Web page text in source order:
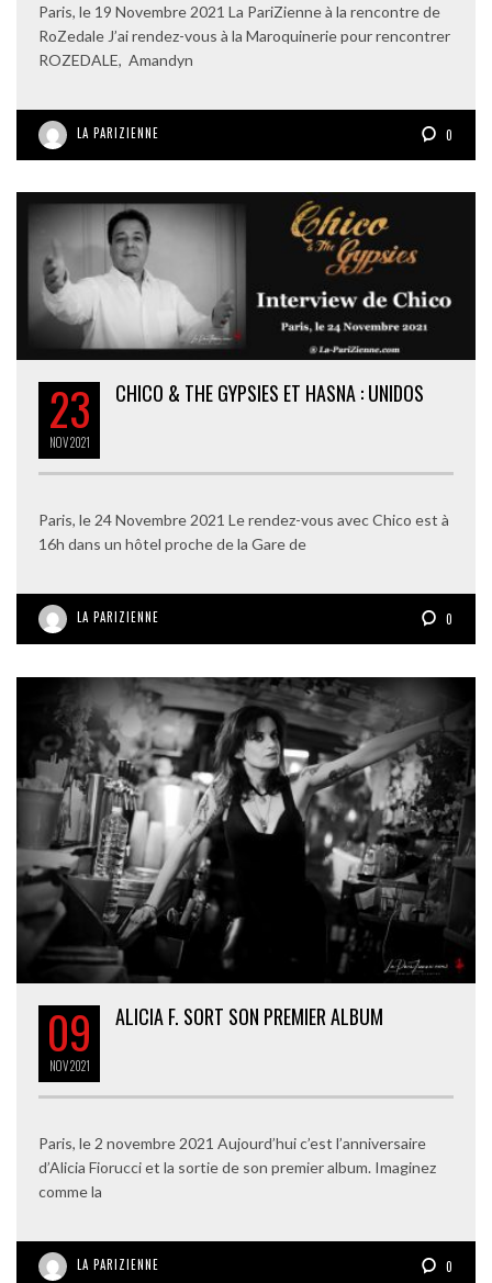
Paris, le 19 Novembre 2021 La PariZienne à la rencontre de
RoZedale J’ai rendez-vous à la Maroquinerie pour rencontrer
ROZEDALE, Amandyn
LA PARIZIENNE 0
23
NOV2021
CHICO & THE GYPSIES ET HASNA : UNIDOS
Paris, le 24 Novembre 2021 Le rendez-vous avec Chico est à
16h dans un hôtel proche de la Gare de
LA PARIZIENNE 0
09
NOV2021
ALICIA F. SORT SON PREMIER ALBUM
Paris, le 2 novembre 2021 Aujourd’hui c’est l’anniversaire
d’Alicia Fiorucci et la sortie de son premier album. Imaginez
comme la
LA PARIZIENNE 0